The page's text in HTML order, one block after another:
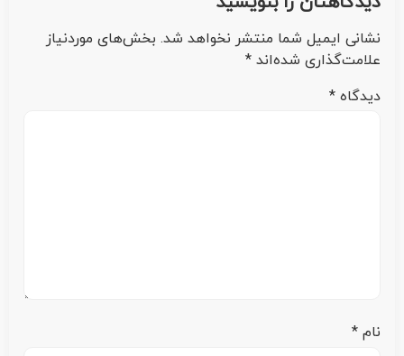
نشانی ایمیل شما منتشر نخواهد شد. بخش‌های موردنیاز
علامت‌گذاری شده‌اند *
دیدگاه *
نام *